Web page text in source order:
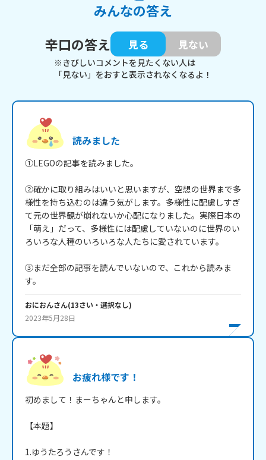
みんなの答え
辛口の答え
見る 見ない
※きびしいコメントを見たくない人は
「見ない」をおすと表示されなくなるよ！
読みました
①LEGOの記事を読みました。
②確かに取り組みはいいと思いますが、空想の世界まで多
様性を持ち込むのは違う気がします。多様性に配慮しすぎ
て元の世界観が崩れないか心配になりました。実際日本の
「萌え」だって、多様性には配慮していないのに世界のい
ろいろな人種のいろいろな人たちに愛されています。
③まだ全部の記事を読んでいないので、これから読みま
す。
おにおんさん(13さい・ 選択なし)
2023年5月28日
お疲れ様です！
初めまして！まーちゃんと申します。
【本題】
1.ゆうたろうさんです！